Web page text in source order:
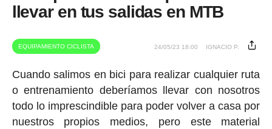
llevar en tus salidas en MTB
EQUIPAMIENTO CICLISTA 24/05/23 18:00 IGNACIO P.
Cuando salimos en bici para realizar cualquier ruta
o entrenamiento deberíamos llevar con nosotros
todo lo imprescindible para poder volver a casa por
nuestros propios medios, pero este material